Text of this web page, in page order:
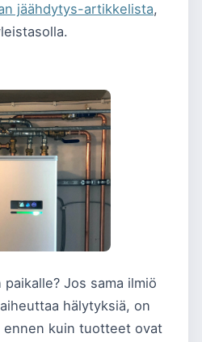
jäähdytys-artikkelista,
Jos sama ilmiö
hälytyksiä, on
ennen kuin tuotteet ovat